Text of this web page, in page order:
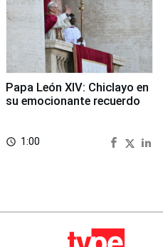
Papa León XIV: Chiclayo en
su emocionante recuerdo
access_time 1:00